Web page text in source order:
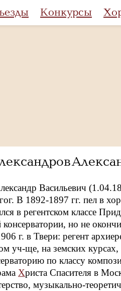
Конкурсы
Васильевич
В 1892-1897 гг. пел в
в регентском классе
но не
г. в Твери: регент
уч-ще, на земских
по классу
Христа Спасителя в
музыкально-